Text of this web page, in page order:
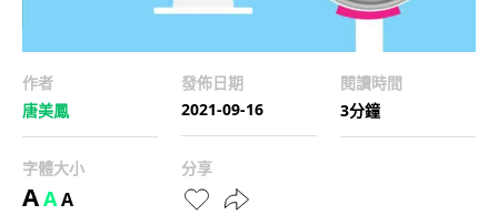
作者
唐美鳳
發佈日期
2021-09-16
閱讀時間
3分鐘
字體大小
AAA
分享